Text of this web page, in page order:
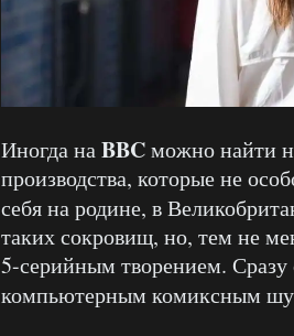
Иногда наBBCможно найти
производства, которые не
себя на родине, в
таких сокровищ, но, тем не
5-серийным творением.
компьютерным комиксным